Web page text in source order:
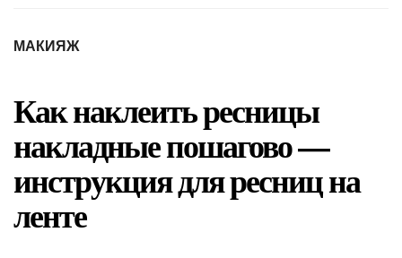
МАКИЯЖ
Как наклеить ресницы
накладные пошагово —
инструкция для ресниц на
ленте